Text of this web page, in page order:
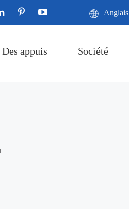
Anglais
Des appuis Société